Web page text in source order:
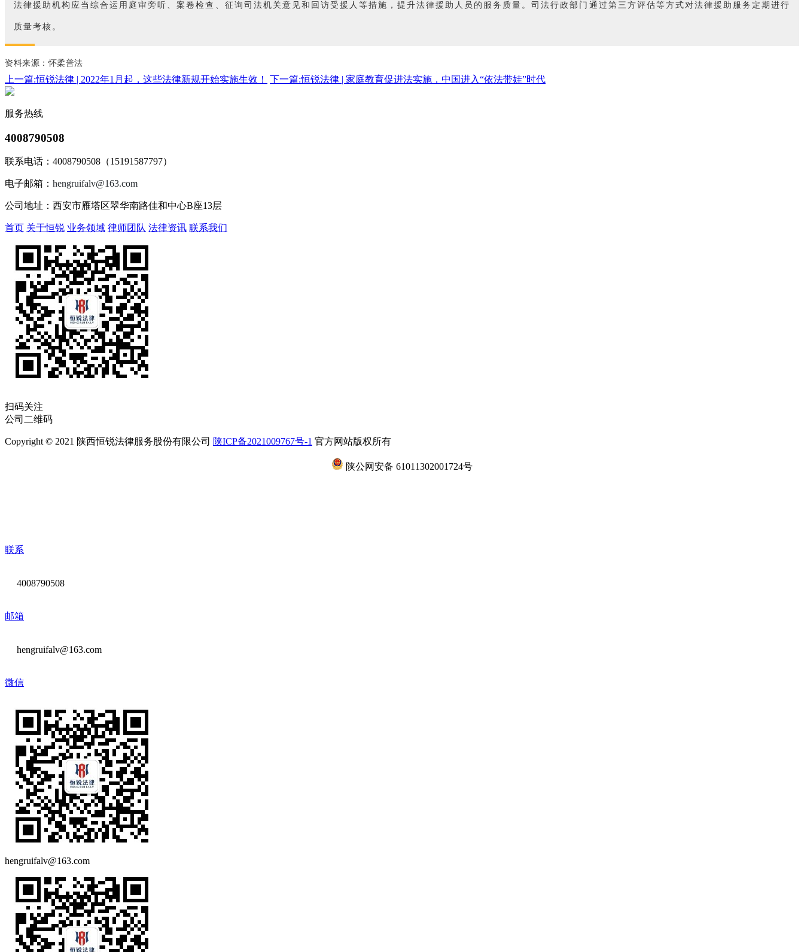
法律援助机构应当综合运用庭审旁听、案卷检查、征询司法机关意见和回访受援人等措施，提升法律援助人员的服务质量。司法行政部门通过第三方评估等方式对法律援助服务定期进行
质量考核。
资料来源：怀柔普法
上一篇:恒锐法律 | 2022年1月起，这些法律新规开始实施生效！ 下一篇:恒锐法律 | 家庭教育促进法实施，中国进入“依法带娃”时代
服务热线
4008790508
联系电话：4008790508（15191587797）
电子邮箱： hengruifalv@163.com
公司地址：西安市雁塔区翠华南路佳和中心B座13层
首页 关于恒锐 业务领域 律师团队 法律资讯 联系我们
扫码关注
公司二维码
Copyright © 2021 陕西恒锐法律服务股份有限公司 陕ICP备2021009767号-1 官方网站版权所有
陕公网安备 61011302001724号
联系
4008790508
邮箱
hengruifalv@163.com
微信
hengruifalv@163.com